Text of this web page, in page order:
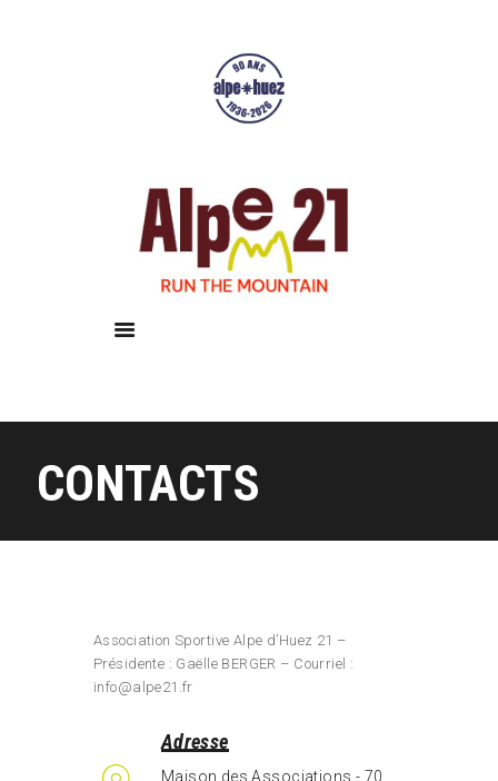
CONTACTS
Résultats
Galerie
Infos pratiques
Association Sportive Alpe d’Huez 21 –
Présidente : Gaëlle BERGER – Courriel :
info@alpe21.fr
Adresse
Maison des Associations - 70